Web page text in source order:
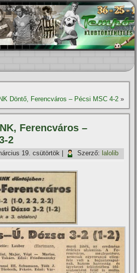
Döntő, Ferencváros – Pécsi MSC 4-2»
Ferencváros –
2
19. csütörtök Szerző: lalolib